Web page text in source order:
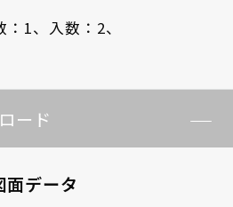
1、 入数：2、
ード
面データ